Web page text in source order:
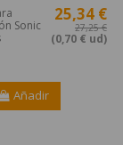
Sonic
25,34 €
27,25 €
(0,70 € ud)
Añadir